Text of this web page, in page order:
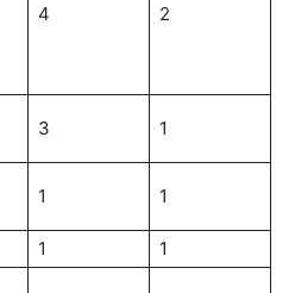
4 2
3 1
1 1
1
1